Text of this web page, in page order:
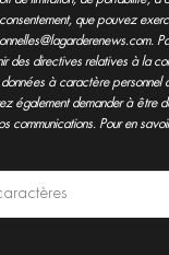
que pouvez
des directives relatives à la
données à caractère
également demander à être
communications. Pour en